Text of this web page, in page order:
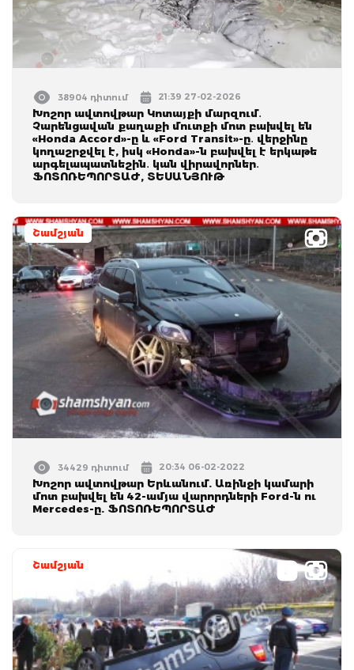
38904 դիտում 21:39 27-02-2026
Խոշոր ավտովթար Կոտայքի մարզում․
Չարենցավան քաղաքի մուտքի մոտ բախվել են
«Honda Accord»-ը և «Ford Transit»-ը․ վերջինը
կողաշրջվել է, իսկ «Honda»-ն բախվել է երկաթե
արգելապատնեշին․ կան վիրավորներ․
ՖՈՏՈՌԵՊՈՐՏԱԺ, ՏԵՍԱՆՅՈՒԹ
Շամշյան
34429 դիտում 20:34 06-02-2022
Խոշոր ավտովթար Երևանում. Առինջի կամարի
մոտ բախվել են 42-ամյա վարորդների Ford-ն ու
Mercedes-ը. ՖՈՏՈՌԵՊՈՐՏԱԺ
Շամշյան